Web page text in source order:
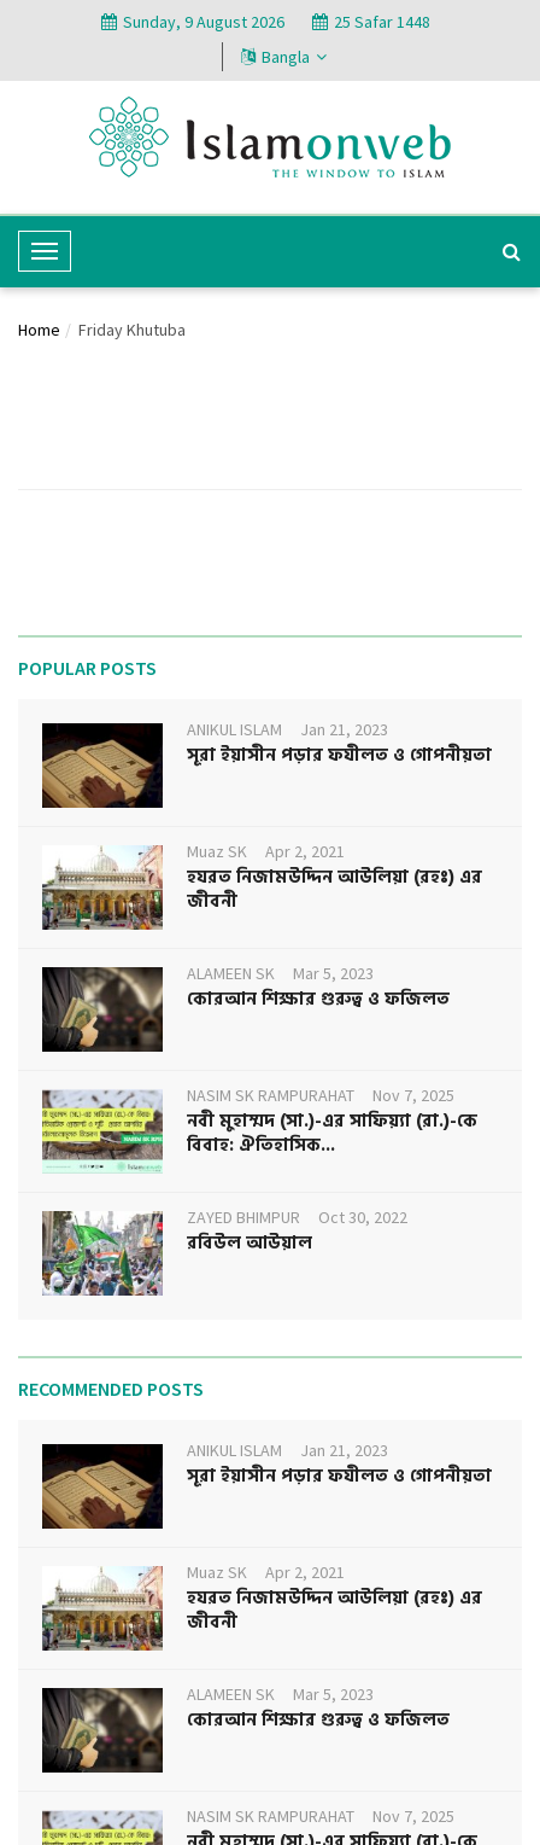
Sunday, 9 August 2026
25 Safar 1448
Bangla
T
o
g
i
o
Home Friday Khutuba
POPULAR POSTS
ANIKUL ISLAM Jan 21, 2023
সূরা ইয়াসীন পড়ার ফযীলত ও গোপনীয়তা
Muaz SK Apr 2, 2021
হযরত নিজামউদ্দিন আউলিয়া (রহঃ) এর
জীবনী
ALAMEEN SK Mar 5, 2023
কোরআন শিক্ষার গুরুত্ব ও ফজিলত
NASIM SK RAMPURAHAT Nov 7, 2025
নবী মুহাম্মদ (সা.)-এর সাফিয়্যা (রা.)-কে
বিবাহ: ঐতিহাসিক...
ZAYED BHIMPUR Oct 30, 2022
রবিউল আউয়াল
RECOMMENDED POSTS
ANIKUL ISLAM Jan 21, 2023
সূরা ইয়াসীন পড়ার ফযীলত ও গোপনীয়তা
Muaz SK Apr 2, 2021
হযরত নিজামউদ্দিন আউলিয়া (রহঃ) এর
জীবনী
ALAMEEN SK Mar 5, 2023
কোরআন শিক্ষার গুরুত্ব ও ফজিলত
NASIM SK RAMPURAHAT Nov 7, 2025